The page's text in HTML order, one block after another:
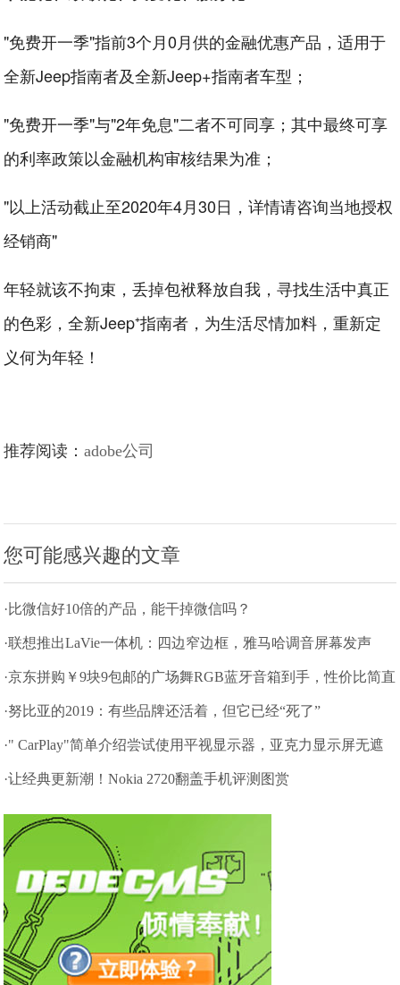
"免费开一季"指前3个月0月供的金融优惠产品，适用于
全新Jeep指南者及全新Jeep+指南者车型；
"免费开一季"与"2年免息"二者不可同享；其中最终可享
的利率政策以金融机构审核结果为准；
"以上活动截止至2020年4月30日，详情请咨询当地授权
经销商"
年轻就该不拘束，丢掉包袱释放自我，寻找生活中真正
的色彩，全新Jeep⁺指南者，为生活尽情加料，重新定
义何为年轻！
推荐阅读：adobe公司
您可能感兴趣的文章
·比微信好10倍的产品，能干掉微信吗？
·联想推出LaVie一体机：四边窄边框，雅马哈调音屏幕发声
·京东拼购￥9块9包邮的广场舞RGB蓝牙音箱到手，性价比简直
无情
·努比亚的2019：有些品牌还活着，但它已经“死了”
·" CarPlay"简单介绍尝试使用平视显示器，亚克力显示屏无遮
挡屏幕
·让经典更新潮！Nokia 2720翻盖手机评测图赏